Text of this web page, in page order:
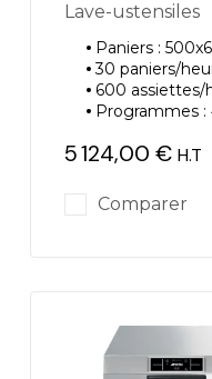
Lave-ustensiles
Paniers :
30 paniers/
600 assiettes/
Programmes :
5 124,00 € H.T
Comparer